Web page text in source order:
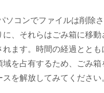
ソコンでファイルは削除
に、それらはごみ箱に移
れます。時間の経過とと
域を占有するため、ごみ
を解放してみてください